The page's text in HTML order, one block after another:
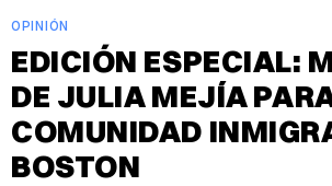
OPINIÓN
EDICIÓN ESPECIAL:
DE JULIA MEJÍA
COMUNIDAD
BOSTON